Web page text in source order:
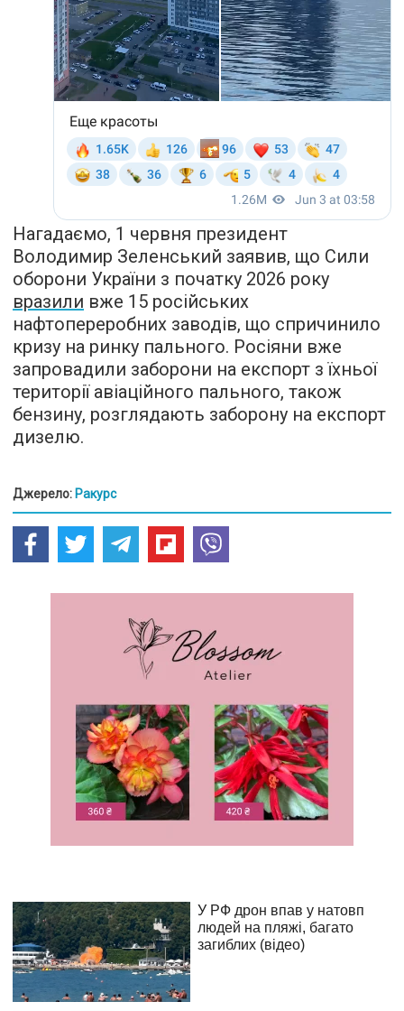
Нагадаємо, 1 червня президент
Володимир Зеленський заявив, що Сили
оборони України з початку 2026 року
вразили вже 15 російських
нафтопереробних заводів, що спричинило
кризу на ринку пального. Росіяни вже
запровадили заборони на експорт з їхньої
території авіаційного пального, також
бензину, розглядають заборону на експорт
дизелю.
Джерело: Ракурс